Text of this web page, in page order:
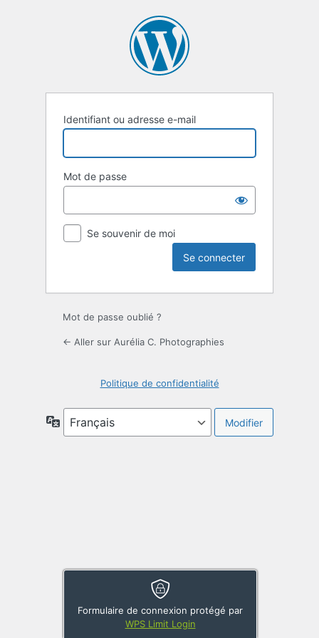
Identifiant ou adresse e-mail
Mot de passe
Formulaire de connexion protégé par
WPS Limit Login
Se souvenir de moi
Mot de passe oublié ?
← Aller sur Aurélia C. Photographies
Politique de confidentialité
Langue